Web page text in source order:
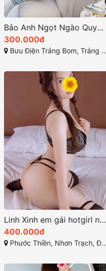
Bảo Anh Ngọt Ngào Quyến Rũ
300.000đ
Bưu Điện Trảng Bom, Trảng Bom, Đồng Nai
Linh Xinh em gái hotgirl nóng bỏng đầy quyến rũ
400.000đ
Phước Thiền, Nhơn Trạch, Đồng Nai